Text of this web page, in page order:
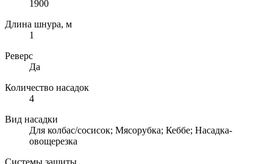
1900
Длина шнура, м
1
Реверс
Да
Количество насадок
4
Вид насадки
Для колбас/сосисок; Мясорубка; Кеббе; Насадка-
овощерезка
Системы защиты